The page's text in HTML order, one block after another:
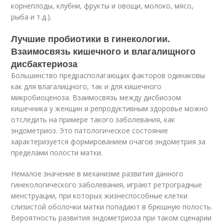
корнеплоды, клубни, фрукты и овощи, молоко, мясо,
рыба и т.д.).
Лучшие пробиотики в гинекологии.
Взаимосвязь кишечного и влагалищного
дисбактериоза
Большинство предрасполагающих факторов одинаковы
как для влагалищного, так и для кишечного
микробиоценоза. Взаимосвязь между дисбиозом
кишечника у женщин и репродуктивным здоровье можно
отследить на примере такого заболевания, как
эндометриоз. Это патологическое состояние
характеризуется формированием очагов эндометрия за
пределами полости матки.
Немалое значение в механизме развития данного
гинекологического заболевания, играют ретроградные
менструации, при которых жизнеспособные клетки
слизистой оболочки матки попадают в брюшную полость.
Вероятность развития эндометриоза при таком сценарии